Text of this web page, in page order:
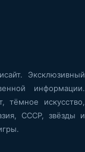
Эксклюзивный
информации.
тёмное искусство,
СССР, звёзды и